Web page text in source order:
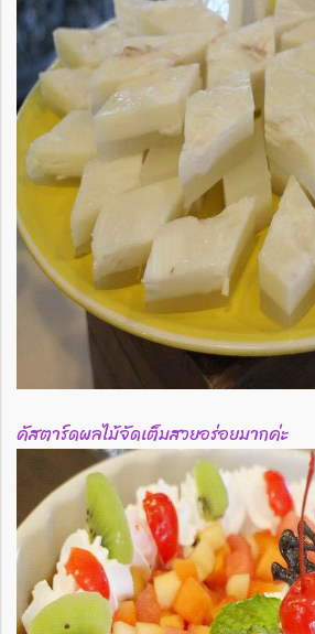
คัสตาร์ดผลไม้จัดเต็มสวยอร่อยมากค่ะ